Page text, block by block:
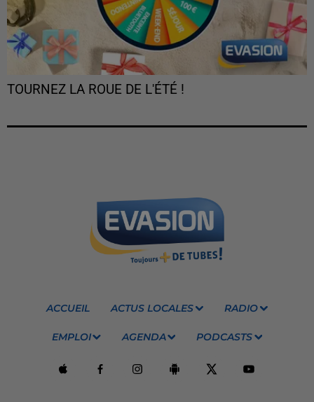
TOURNEZ LA ROUE DE L'ÉTÉ !
ACCUEIL ACTUS LOCALES RADIO
EMPLOI AGENDA PODCASTS